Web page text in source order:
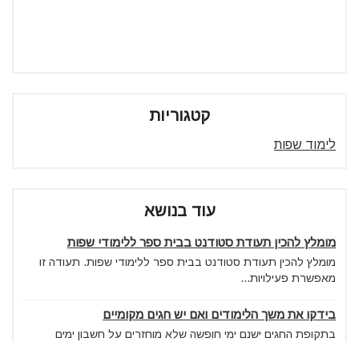
קטגוריות
לימוד שפות
עוד בנושא
מומלץ להכין תעודת סטודנט בבית ספר ללימודי שפות
מומלץ להכין תעודת סטודנט בבית ספר ללימודי שפות. תעודה זו
מאפשרת פעילויות...
בידקו את משך הלימודים ואם יש חגים מקומיים
בתקופת החגים ישנם ימי חופשה שלא מוחזרים על חשבון ימים